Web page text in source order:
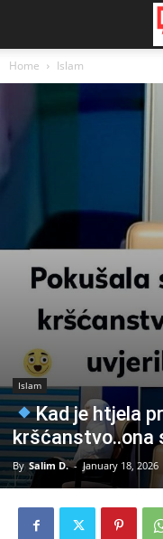
Home Islam
Islam
Kad je htjela
kršćanstvo..ona
By Salim D. - January 18, 2026